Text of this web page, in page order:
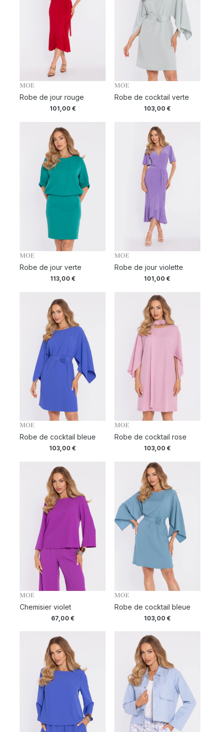
MOE
Robe de jour rouge
101,00 €
MOE
Robe de cocktail verte
103,00 €
MOE
Robe de jour verte
113,00 €
MOE
Robe de jour violette
101,00€
MOE
Robe de cocktail bleue
103,00€
MOE
Robe de cocktail rose
103,00 €
MOE
Chemisier violet
67,00 €
MOE
Robe de cocktail bleue
103,00 €